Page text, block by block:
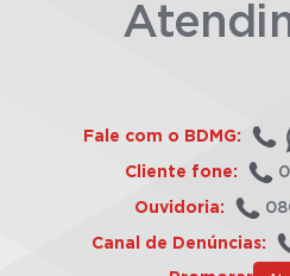
Fale com o BDMG:
Cliente fone:
Ouvidoria:
Canal de Denúncias: